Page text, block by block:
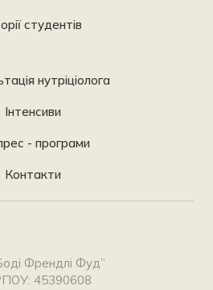
студентів
нутріціолога
Інтенсиви
- програми
Контакти
Френдлі Фуд”
45390608